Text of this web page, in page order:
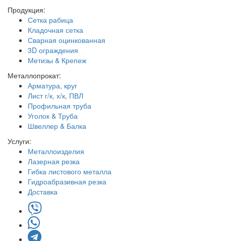
Продукция:
Сетка рабица
Кладочная сетка
Сварная оцинкованная
3D ограждения
Метизы & Крепеж
Металлопрокат:
Арматура, круг
Лист г/к, х/к, ПВЛ
Профильная труба
Уголок & Труба
Швеллер & Балка
Услуги:
Металлоизделия
Лазерная резка
Гибка листового металла
Гидроабразивная резка
Доставка